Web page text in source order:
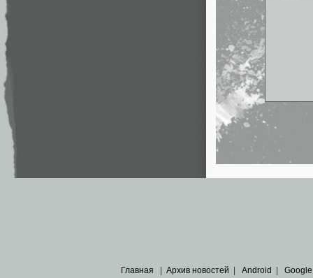
Главная Архив новостей Android Google